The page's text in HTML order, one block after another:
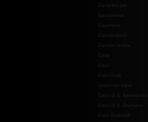
Completi per
Sacramenti
Copertine
Copriamboni
Corone statue
Cotte
Croci
Croci Astili
Croci con base
Croci di S. Benedetto
Croci di S. Damiano
Croci Pettorali